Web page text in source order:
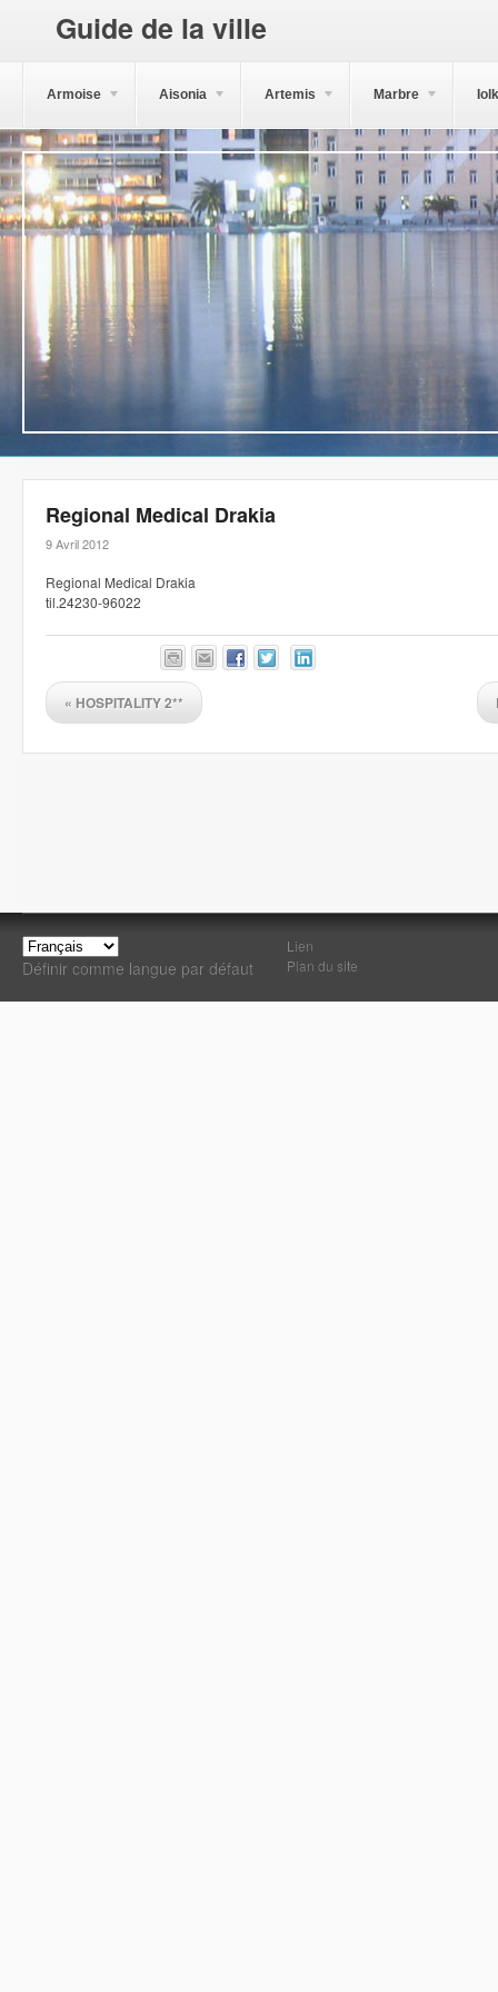
Guide de la ville
Armoise Aisonia Artemis Marbre
Regional Medical Drakia
9 Avril 2012
Regional Medical Drakia
til.24230-96022
« HOSPITALITY 2**
Définir comme langue par défaut
Lien
Plan du site